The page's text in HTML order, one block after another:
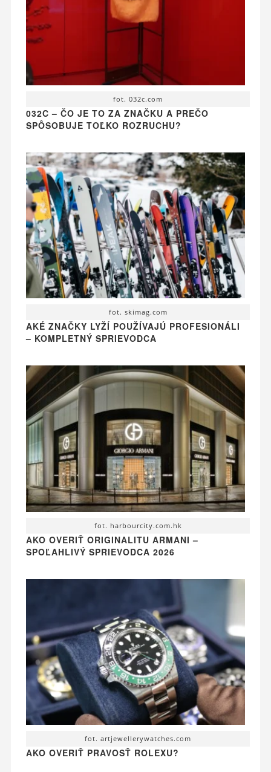
fot. 032c.com
032C – ČO JE TO ZA ZNAČKU A PREČO
SPÔSOBUJE TOĽKO ROZRUCHU?
fot. skimag.com
AKÉ ZNAČKY LYŽÍ POUŽÍVAJÚ PROFESIONÁLI
– KOMPLETNÝ SPRIEVODCA
fot. harbourcity.com.hk
AKO OVERIŤ ORIGINALITU ARMANI –
SPOĽAHLIVÝ SPRIEVODCA 2026
fot. artjewellerywatches.com
AKO OVERIŤ PRAVOSŤ ROLEXU?